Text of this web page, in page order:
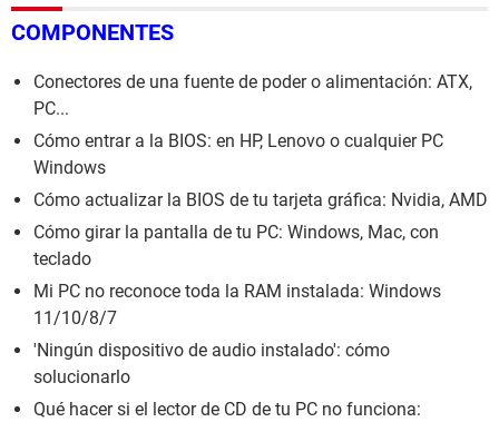
COMPONENTES
Conectores de una fuente de poder o alimentación: ATX,
PC...
Cómo entrar a la BIOS: en HP, Lenovo o cualquier PC
Windows
Cómo actualizar la BIOS de tu tarjeta gráfica: Nvidia, AMD
Cómo girar la pantalla de tu PC: Windows, Mac, con
teclado
Mi PC no reconoce toda la RAM instalada: Windows
11/10/8/7
'Ningún dispositivo de audio instalado': cómo
solucionarlo
Qué hacer si el lector de CD de tu PC no funciona: